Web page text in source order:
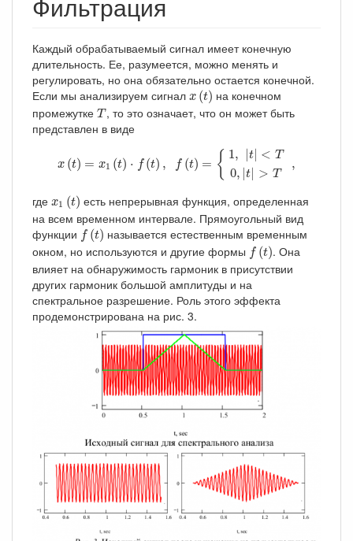
Каждый обрабатываемый сигнал имеет конечную
длительность. Ее, разумеется, можно менять и
регулировать, но она обязательно остается конечной.
Если мы анализируем сигнал x (t)
x(t) на конечном
промежутке T
T, то это означает, что он может быть
представлен в виде
x (t) = x1 (t) ⋅ f (t) , f (t) = { 1, |t| < T
0, |t| > T
,
< T |t|> T,
где x1 (t)
x1 (t) есть непрерывная функция, определенная
на всем временном интервале. Прямоугольный вид
функции f (t)
f(t)
называется естественным временным
окном, но используются и другие формы f (t)
f(t) . Она
влияет на обнаружимость гармоник в присутствии
других гармоник большой амплитуды и на
спектральное разрешение. Роль этого эффекта
продемонстрирована на рис. 3.